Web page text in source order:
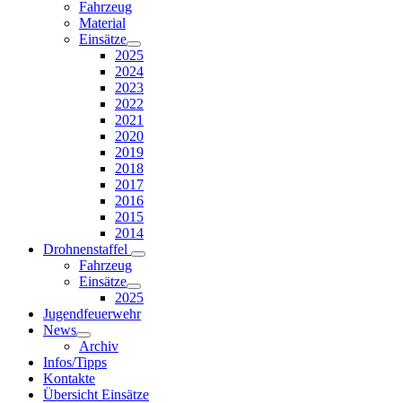
Fahrzeug
Material
Einsätze
2025
2024
2023
2022
2021
2020
2019
2018
2017
2016
2015
2014
Drohnenstaffel
Fahrzeug
Einsätze
2025
Jugendfeuerwehr
News
Archiv
Infos/Tipps
Kontakte
Übersicht Einsätze